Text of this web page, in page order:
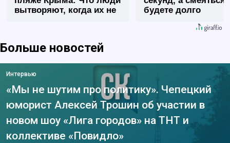
вытворяют, когда их не
будете долго
Больше новостей
Интервью
«Мы не шутим про политику». Чепецкий
юморист Алексей Трошин об участии в
новом шоу «Лига городов» на ТНТ и
коллективе «Повидло»